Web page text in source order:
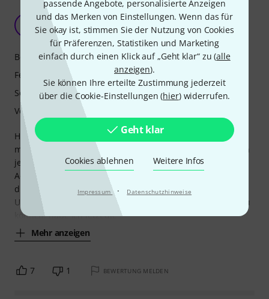
passende Angebote, personalisierte Anzeigen
und das Merken von Einstellungen. Wenn das für
Sie okay ist, stimmen Sie der Nutzung von Cookies
für Präferenzen, Statistiken und Marketing
einfach durch einen Klick auf „Geht klar“ zu (alle
anzeigen).
Sie können Ihre erteilte Zustimmung jederzeit
über die Cookie-Einstellungen (hier) widerrufen.
Geht klar
Cookies ablehnen Weitere Infos
Impressum · Datenschutzhinweise
Für den Preis eine echte Überraschung
Klaus Bergen 16.11.2023
Habe die Endstufe eigentlich gekauft weil ich flexibler mit
meinen Achat 112M und 115M sein wollte. Ich habe zu den
je 4 112er und 115er im Bassbereich noch 4x 118 von der
Achat Serie. Und bei Bedarf noch 4x TA18. Bisher habe ich
die passiven Lautsprecher mit 4 Stück TA 2400 betrieben.
Um nicht verwendete Top`s auch als Monitore betreiben zu
können, habe ich jetzt die
Mehr anzeigen
Bedienung
Features
Sound
Verarbeitung
7 1 BEWERTUNG MELDEN